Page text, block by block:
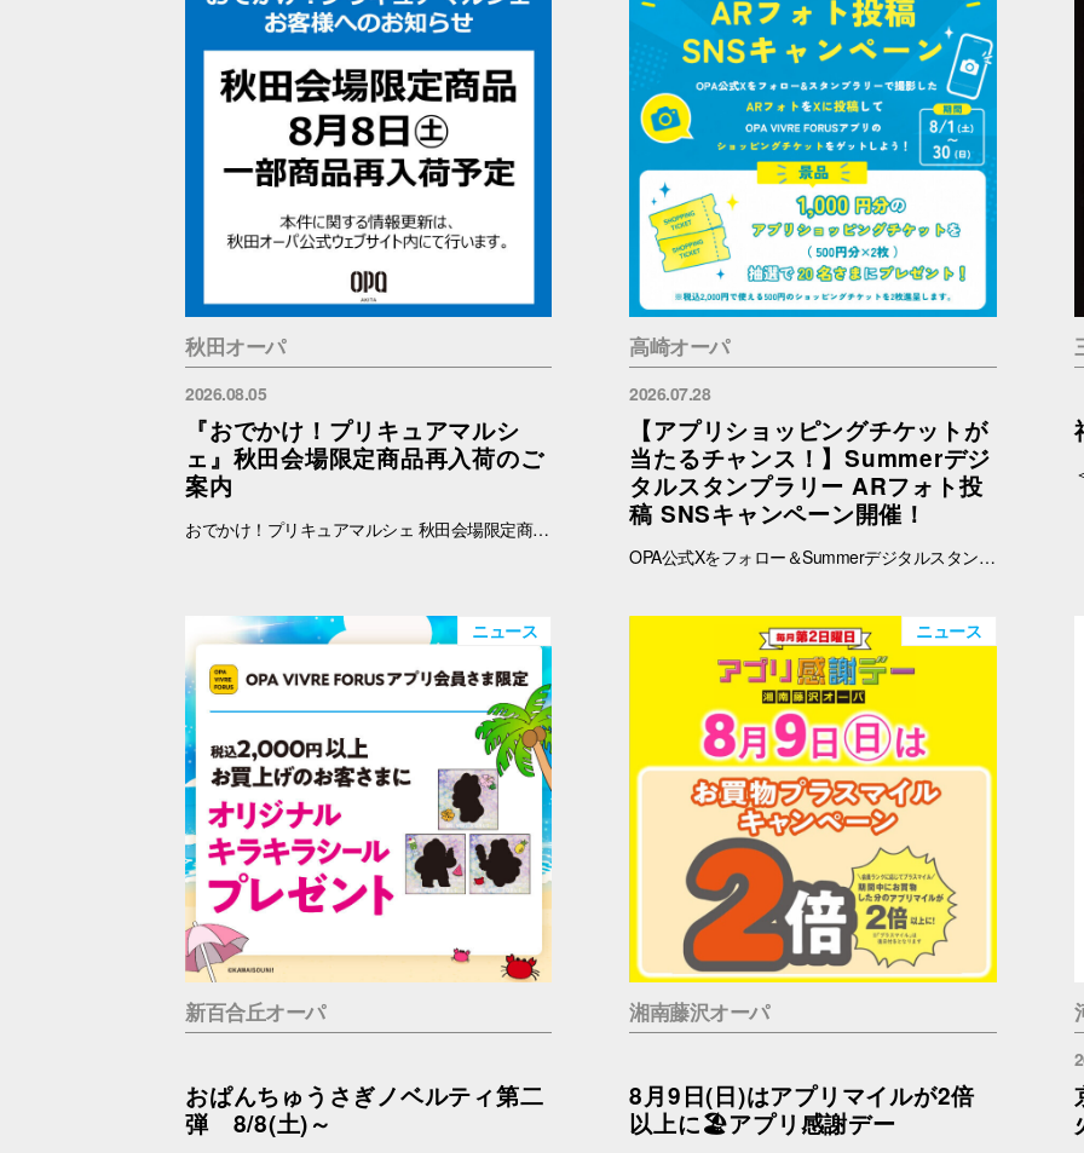
秋田オーパ
2026.08.05
『おでかけ！プリキュアマルシ
ェ』秋田会場限定商品再入荷のご
案内
おでかけ！プリキュアマルシェ 秋田会場限定商品の再入荷を予定しております。 再入荷対象商品は下記をご覧ください。 【秋田限定】ランダム缶バッジ 全4種 各500円 【秋田限定】アクリルキーホルダー 全3種 1100円 【秋田限定】アクリルスタンド 全3種 1650円 ※納品後、準備が出来次第、販売を開始します。予めご了承ください。 ※在庫状況についてのお問い合わせは回答いたしかねます。ご来店の上ご確認をお願い申し上げます。 ※ブラウザでご覧の方はバナー、OPAアプリでご覧の方はタイトルをタップすると秋田会場限定商品の紹介ページに遷移します。
高崎オーパ
2026.07.28
【アプリショッピングチケットが
当たるチャンス！】Summerデジ
タルスタンプラリー ARフォト投
稿 SNSキャンペーン開催！
OPA公式Xをフォロー＆Summerデジタルスタンプラリーで撮影したARフォトを投稿して、OPA VIVRE FORUSアプリのショッピングチケットをゲットしよう！ ■ 景品 500円分のアプリショッピングチケットを2枚（計1,000円分）を抽選で20名さまにプレゼント！ ※税込2,000円で使える500円のショッピングチケットを2枚進呈します。 ■ 応募期間 2026年8月1日(土) ～ 8月30日(日) 23:59まで ※当選者には8月31日(月)以降にDMにてご連絡いたします。 ■ 応募方法 OPA公式X（@opa_vivre_forus）をフォロー Summerデジタルスタンプラリーに参加して、ARフォトを撮影 ハッシュタグ「#おぱんちゅうさぎOPA」「#おぱんちゅうさぎFORUS」「#おぱんちゅうさぎVIVRE」のいずれかをつけて、撮影したARフォトを投稿！ ■ ご注意・各種規約 【撮影・投稿に関する注意】 撮影の際は、周囲のお客さまの通行の妨げにならないようご注意ください。 店内での撮影の際は、各店舗のルールやご案内に沿ってお楽しみください。 ARフォトの撮影、投稿するARフォトは、他のお客さまの顔等が映らないようご配慮をお願いいたします。 危険な行為（階段や無理な姿勢など）はお控えください。 【個人情報・権利に関する注意】 ARフォトの撮影・投稿にあたっては、他のお客さまのプライバシーにご配慮いただき、顔等が写り込まないようお願いいたします。 他のお客さまや第三者が写る場合は、必ずご本人の許可を得たうえで投稿してください。 投稿写真に含まれる著作物（ポスター・商品デザイン等）についてもご配慮ください。 SNSの性質上、投稿された写真は他の利用者に保存・共有される場合がございます。ご理解のうえご参加いただけますと幸いです。 【SNS投稿ルール】 投稿内容が公序良俗に反する場合や、不適切と判断される場合は応募対象外となります。 非公開アカウントからの投稿は応募対象外となる場合がございます。 ハッシュタグや応募条件を満たしていない場合、抽選対象外となる場合がございます。 【キャンペーン関連】 賞品の内容は予告なく変更となる場合がございます。 投稿いただいた画像は、当選者の選定のみに使用し、その他の目的で使用することはございません。
ニュース
新百合丘オーパ
おぱんちゅうさぎノベルティ第二
弾 8/8(土)～
ニュース
湘南藤沢オーパ
8月9日(日)はアプリマイルが2倍
以上に🏖️アプリ感謝デー